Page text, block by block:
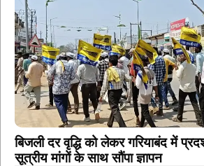
बिजली दर वृद्धि को लेकर गरियाबंद में
सूत्रीय मांगों के साथ सौंपा ज्ञापन